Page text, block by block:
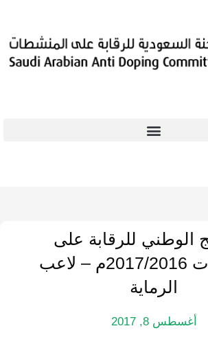
الوطني للرقابة على
المنشطات 2017/2016م – لاعب
الرماية
أغسطس 8, 2017